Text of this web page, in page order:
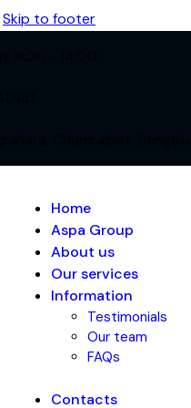
Skip to footer
Home
Aspa Group
About us
Our services
Information
Testimonials
Our team
FAQs
Contacts